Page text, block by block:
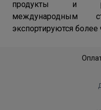
продукты и
международным
экспортируются